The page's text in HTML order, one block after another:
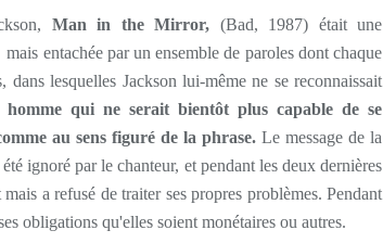
Man in the Mirror, (Bad, 1987) était une
entachée par un ensemble de paroles dont chaque
lesquelles Jackson lui-même ne se reconnaissait
qui ne serait bientôt plus capable de se
au sens figuré de la phrase. Le message de la
ignoré par le chanteur, et pendant les deux dernières
a refusé de traiter ses propres problèmes. Pendant
obligations qu'elles soient monétaires ou autres.